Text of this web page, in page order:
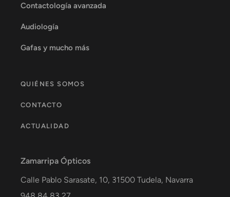
Contactología avanzada
Audiología
Gafas y mucho más
QUIÉNES SOMOS
CONTACTO
ACTUALIDAD
Zamarripa Ópticos
Calle Pablo Sarasate, 10, 31500 Tudela, Navarra